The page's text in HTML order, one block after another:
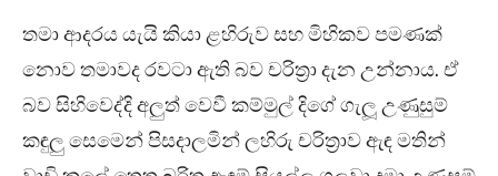
තමා ආදරය යැයි කියා ළහිරුව සහ මිහිකව පමණක්
නොව තමාවද රවටා ඇති බව චරිත්‍රා දැන උන්නාය. ඒ
බව සිහිවෙද්දි අලුත් වෙවී කම්මුල් දිගේ ගැලූ උණුසුම්
කඳුලු සෙමෙන් පිසදාලමින් ලහිරු චරිත්‍රාව ඇඳ මතින්